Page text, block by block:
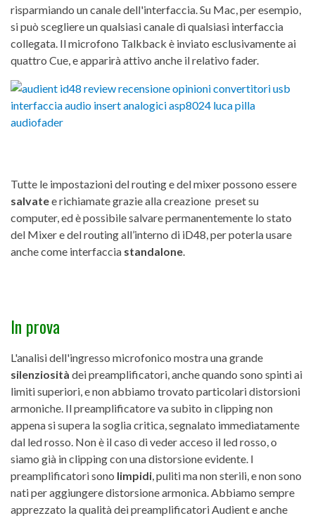
risparmiando un canale dell'interfaccia. Su Mac, per esempio,
si può scegliere un qualsiasi canale di qualsiasi interfaccia
collegata. Il microfono Talkback è inviato esclusivamente ai
quattro Cue, e apparirà attivo anche il relativo fader.
Tutte le impostazioni del routing e del mixer possono essere
salvatee richiamate grazie alla creazione preset su
computer, ed è possibile salvare permanentemente lo stato
del Mixer e del routing all’interno di iD48, per poterla usare
anche come interfaccia standalone.
In prova
L'analisi dell'ingresso microfonico mostra una grande
silenziosità dei preamplificatori, anche quando sono spinti ai
limiti superiori, e non abbiamo trovato particolari distorsioni
armoniche. Il preamplificatore va subito in clipping non
appena si supera la soglia critica, segnalato immediatamente
dal led rosso. Non è il caso di veder acceso il led rosso, o
siamo già in clipping con una distorsione evidente. I
preamplificatori sono limpidi, puliti ma non sterili, e non sono
nati per aggiungere distorsione armonica. Abbiamo sempre
apprezzato la qualità dei preamplificatori Audient e anche